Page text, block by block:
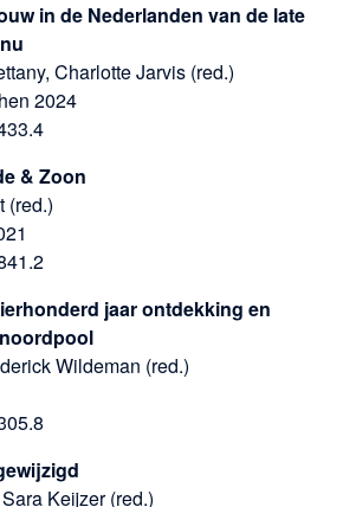
in de Nederlanden van de late
Charlotte Jarvis (red.)
2024
& Zoon
(red.)
jaar ontdekking en
Wildeman (red.)
Keijzer (red.)